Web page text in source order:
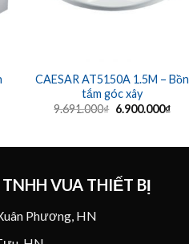
CAESAR AT5150A 1.5M – Bồn
tắm góc xây
9.691.000₫ Giá
6.900.000₫Giá
VUA THIẾT BỊ
Phương, HN